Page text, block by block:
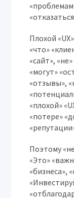
Плохой
«что»
«сайт»,
«могут»
«отзывы»,
«плохой»
«потере»
Поэтому
«Это»
«бизнеса»,